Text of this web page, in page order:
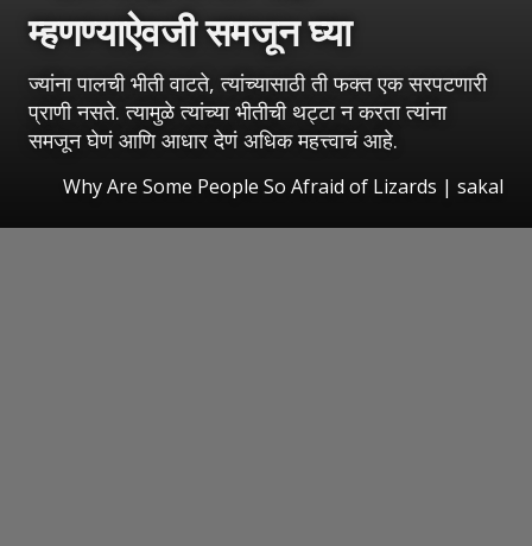
म्हणण्याऐवजी समजून घ्या
ज्यांना पालची भीती वाटते, त्यांच्यासाठी ती फक्त एक सरपटणारी
प्राणी नसते. त्यामुळे त्यांच्या भीतीची थट्टा न करता त्यांना
समजून घेणं आणि आधार देणं अधिक महत्त्वाचं आहे.
Why Are Some People So Afraid of Lizards | sakal